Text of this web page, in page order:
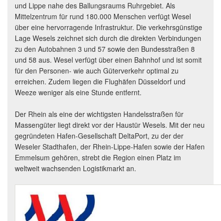
und Lippe nahe des Ballungsraums Ruhrgebiet. Als
Mittelzentrum für rund 180.000 Menschen verfügt Wesel
über eine hervorragende Infrastruktur. Die verkehrsgünstige
Lage Wesels zeichnet sich durch die direkten Verbindungen
zu den Autobahnen 3 und 57 sowie den Bundesstraßen 8
und 58 aus. Wesel verfügt über einen Bahnhof und ist somit
für den Personen- wie auch Güterverkehr optimal zu
erreichen. Zudem liegen die Flughäfen Düsseldorf und
Weeze weniger als eine Stunde entfernt.
Der Rhein als eine der wichtigsten Handelsstraßen für
Massengüter liegt direkt vor der Haustür Wesels. Mit der neu
gegründeten Hafen-Gesellschaft DeltaPort, zu der der
Weseler Stadthafen, der Rhein-Lippe-Hafen sowie der Hafen
Emmelsum gehören, strebt die Region einen Platz im
weltweit wachsenden Logistikmarkt an.